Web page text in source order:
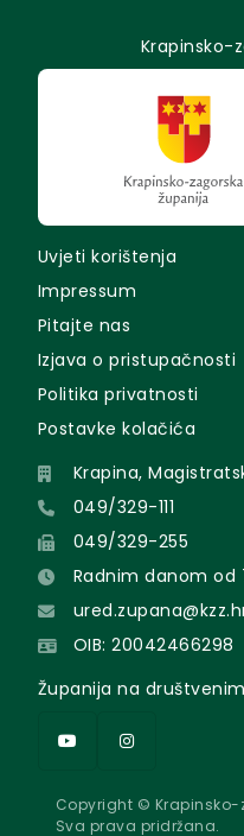
Krapinsko-
Uvjeti korištenja
Impressum
Pitajte nas
Izjava o pristupačnosti
Politika privatnosti
Postavke kolačića
Krapina,
049/329-111
049/329-255
Radnim danom od
OIB: 20042466298
Županija na
Copyright ©
Sva prava pridržana.